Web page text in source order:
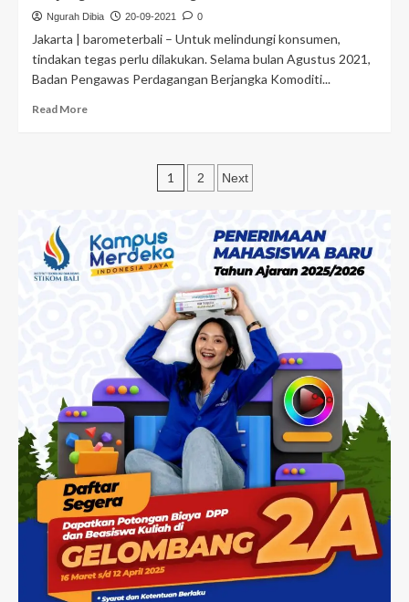
Ngurah Dibia 20-09-2021 0
Jakarta | barometerbali – Untuk melindungi konsumen,
tindakan tegas perlu dilakukan. Selama bulan Agustus 2021,
Badan Pengawas Perdagangan Berjangka Komoditi...
Read More
1 2 Next